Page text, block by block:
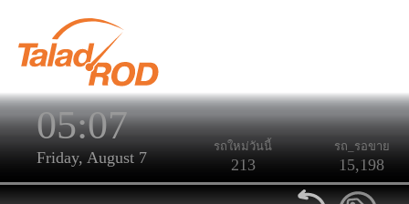
05:07
Friday, August 7
รถใหม่วันนี้
213
รถ_รอขาย
15,198